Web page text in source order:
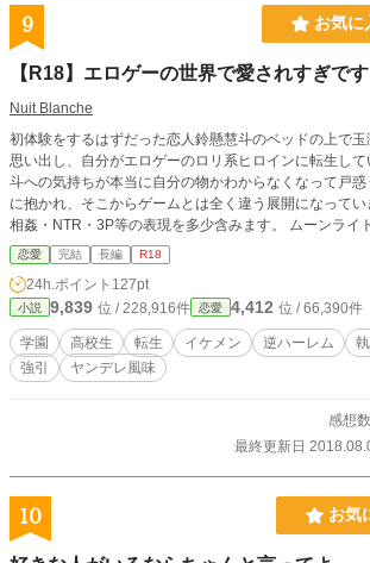
9 お気に
【R18】エロゲーの世界で愛されすぎです
Nuit Blanche
初体験をするはずだった恋人鈴懸慧斗のベッドの上で
思い出し、自分がエロゲーのロリ系ヒロインに転生し
斗への気持ちが本当に自分の物かわからなくなって戸
に抱かれ、そこからゲームとは全く違う展開になっ
相姦・NTR・3P等の表現を多少含みます。 ムーンライ
います。
恋愛 完結 長編 R18
24h.ポイント 127pt
小説 9,839 位 / 228,916件 恋愛 4,412 位 / 66,390件
学園 高校生 転生 イケメン 逆ハーレム
強引
ヤンデレ風味
感想
最終更新日
10 お気